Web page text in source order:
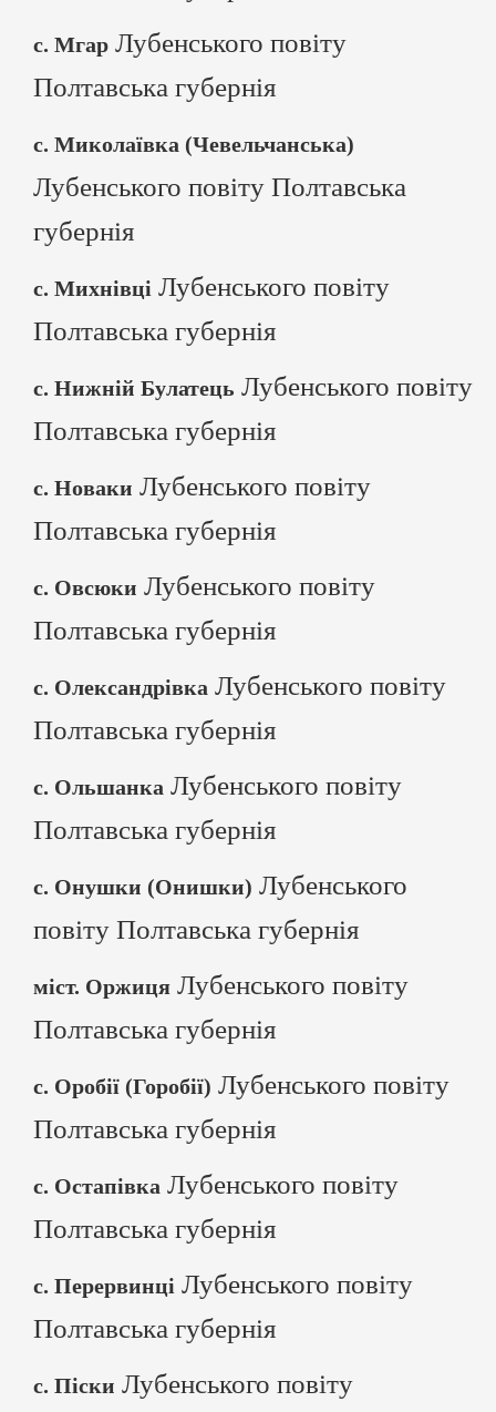
с. Мгар Лубенського повіту
Полтавська губернія
с. Миколаївка (Чевельчанська)
Лубенського повіту Полтавська
губернія
с. Михнівці Лубенського повіту
Полтавська губернія
с. Нижній Булатець Лубенського повіту
Полтавська губернія
с. Новаки Лубенського повіту
Полтавська губернія
с. Овсюки Лубенського повіту
Полтавська губернія
с. Олександрівка Лубенського повіту
Полтавська губернія
с. Ольшанка Лубенського повіту
Полтавська губернія
с. Онушки (Онишки) Лубенського
повіту Полтавська губернія
міст. Оржиця Лубенського повіту
Полтавська губернія
с. Оробії (Горобії) Лубенського повіту
Полтавська губернія
с. Остапівка Лубенського повіту
Полтавська губернія
с. Перервинці Лубенського повіту
Полтавська губернія
с. Піски Лубенського повіту